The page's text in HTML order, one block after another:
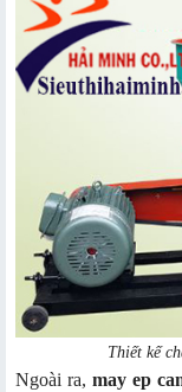
Thiết kế
Ngoài ra, may ep